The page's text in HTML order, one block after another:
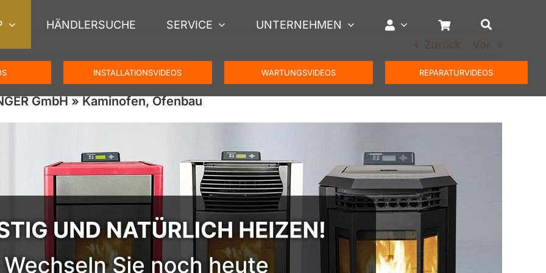
HÄNDLERSUCHE SERVICE UNTERNEHMEN
INSTALLATIONSVIDEOS WARTUNGSVIDEOS REPARATURVIDEOS
Zurück Vor
GmbH » Kaminofen, Ofenbau